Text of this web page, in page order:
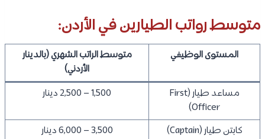
متوسط رواتب الطيارين في الأردن:
المستوى الوظيفي
متوسط الراتب الشهري (بالدينار
الأردني)
مساعد طيار (First
Officer)
1,500 – 2,500 دينار
كابتن طيار (Captain)
3,500 – 6,000 دينار